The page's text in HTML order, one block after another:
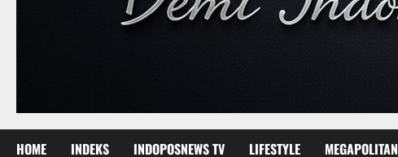
HOME INDEKS INDOPOSNEWS TV LIFESTYLE MEGAPOLITAN